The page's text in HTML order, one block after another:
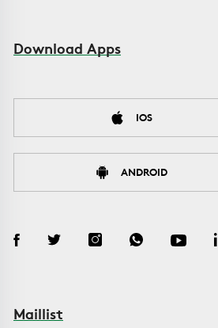
Download Apps
IOS
ANDROID
Maillist